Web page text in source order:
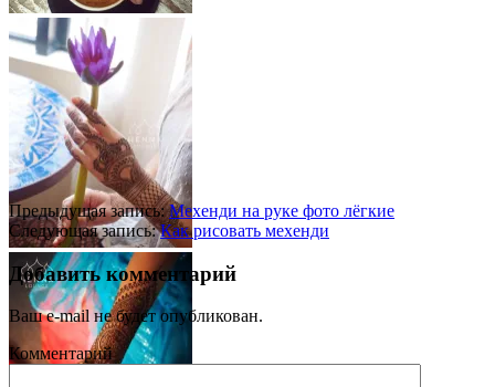
Предыдущая запись:Мехенди на руке фото лёгкие
Следующая запись:Как рисовать мехенди
Добавить комментарий
Ваш e-mail не будет опубликован.
Комментарий